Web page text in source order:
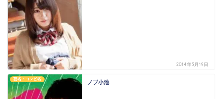
2014年3月19日
芸名・コンビ名
ノブ小池